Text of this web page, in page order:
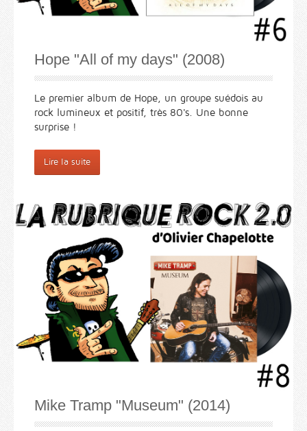
Hope "All of my days" (2008)
Le premier album de Hope, un groupe suédois au
rock lumineux et positif, très 80's. Une bonne
surprise !
Lire la suite
Mike Tramp "Museum" (2014)